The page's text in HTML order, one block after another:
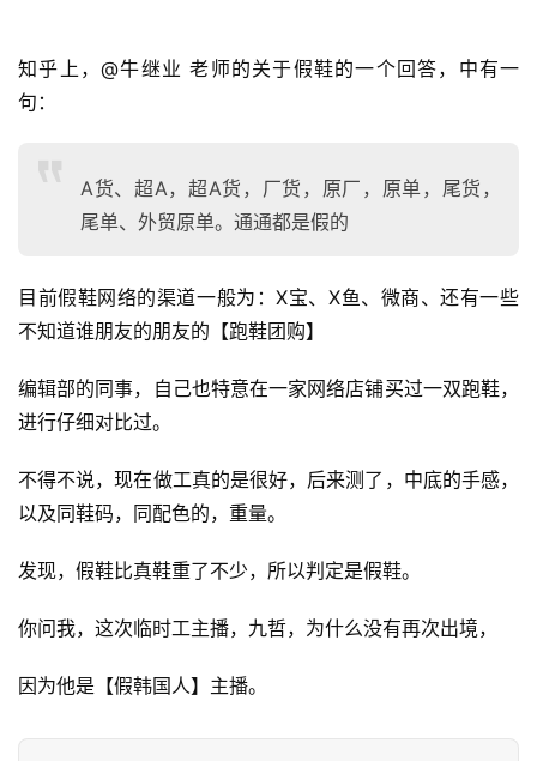
比
察
装
知乎上， @牛继业 老师的关于假鞋的一个回答，中有一
句：
A货、超A，超A货，厂货，原厂，原单，尾货，
尾单、外贸原单。通通都是假的
目前假鞋网络的渠道一般为：X宝、X鱼、微商、还有一些
不知道谁朋友的朋友的【跑鞋团购】
编辑部的同事，自己也特意在一家网络店铺买过一双跑鞋，
进行仔细对比过。
不得不说，现在做工真的是很好，后来测了，中底的手感，
以及同鞋码，同配色的，重量。
发现，假鞋比真鞋重了不少，所以判定是假鞋。
你问我，这次临时工主播，九哲，为什么没有再次出境，
因为他是【假韩国人】主播。